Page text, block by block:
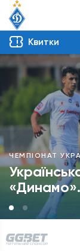
Квитки
ЧЕМПІОНАТ